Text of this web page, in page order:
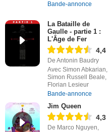
Bande-annonce
La Bataille de
Gaulle - partie 1 :
L'Âge de Fer
4,4
De Antonin Baudry
Avec Simon Abkarian,
Simon Russell Beale,
Florian Lesieur
Bande-annonce
Jim Queen
4,3
De Marco Nguyen,